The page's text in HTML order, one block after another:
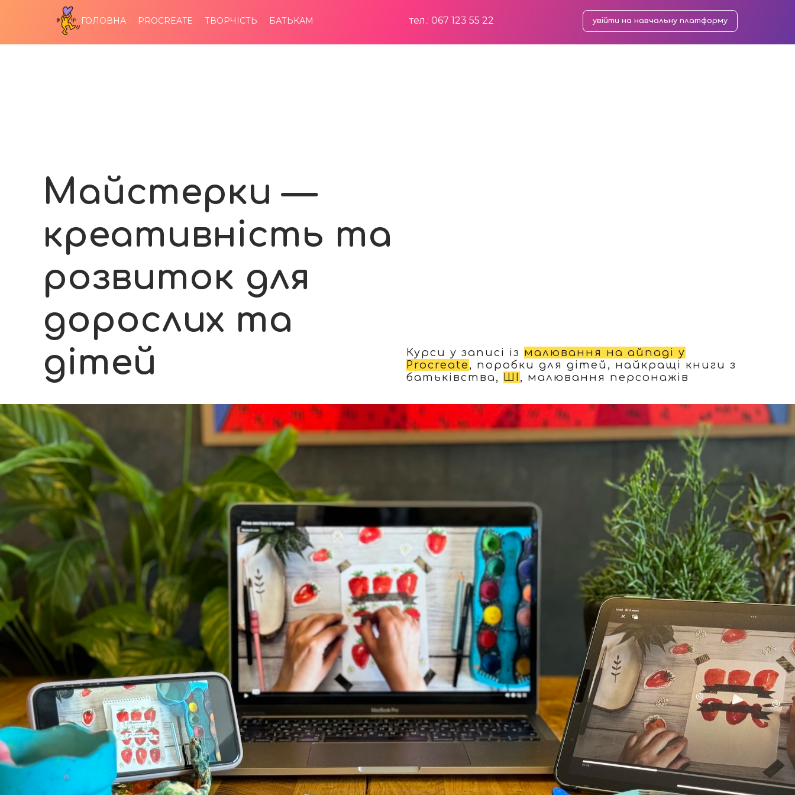
ГОЛОВНА PROCREATE ТВОРЧІСТЬ БАТЬКАМ тел.: 067 123 55 22 увійти на навчальну платформу
Майстерки —
креативність та
розвиток для
дорослих та
дітей
Курси у записі із малювання на айпаді у
Procreate , поробки для дітей, найкращі книги з
батьківства, ШІ , малювання персонажів